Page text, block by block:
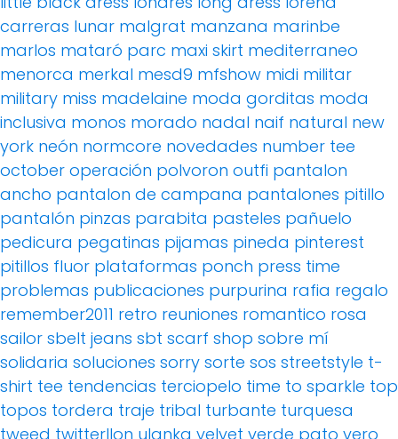
carreras lunar malgrat manzana marinbe
marlos mataró parc maxi skirt mediterraneo
menorca merkal mesd9 mfshow midi militar
military miss madelaine moda gorditas moda
inclusiva monos morado nadal naif natural new
york neón normcore novedades number tee
october operación polvoron outfi pantalon
ancho pantalon de campana pantalones pitillo
pantalón pinzas parabita pasteles pañuelo
pedicura pegatinas pijamas pineda pinterest
pitillos fluor plataformas ponch press time
problemas publicaciones purpurina rafia regalo
remember2011 retro reuniones romantico rosa
sailor sbelt jeans sbt scarf shop sobre mí
solidaria soluciones sorry sorte sos streetstyle t-
shirt tee tendencias terciopelo time to sparkle top
topos tordera traje tribal turbante turquesa
tweed twitterllon ulanka velvet verde pato vero